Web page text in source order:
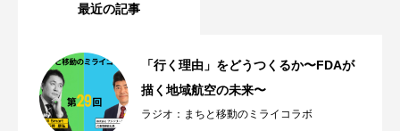
最近の記事
「行く理由」をどうつくるか〜FDAが
描く地域航空の未来〜
ラジオ：まちと移動のミライコラボ